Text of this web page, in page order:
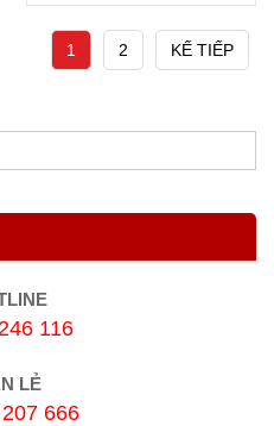
1 2 KẾ TIẾP
116
LẺ
666